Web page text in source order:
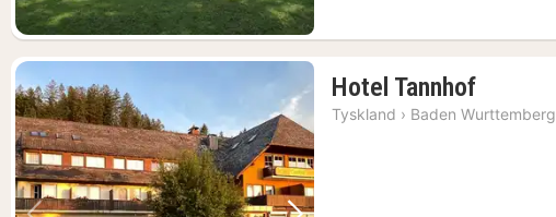
Hotel Tannhof1
natt
Tyskland › Baden Wurttemberg